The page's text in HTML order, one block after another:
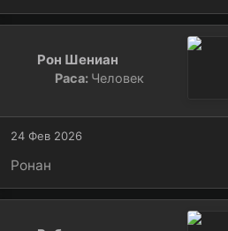
Рон Шениан
Раса: Человек
24 Фев 2026
Ронан